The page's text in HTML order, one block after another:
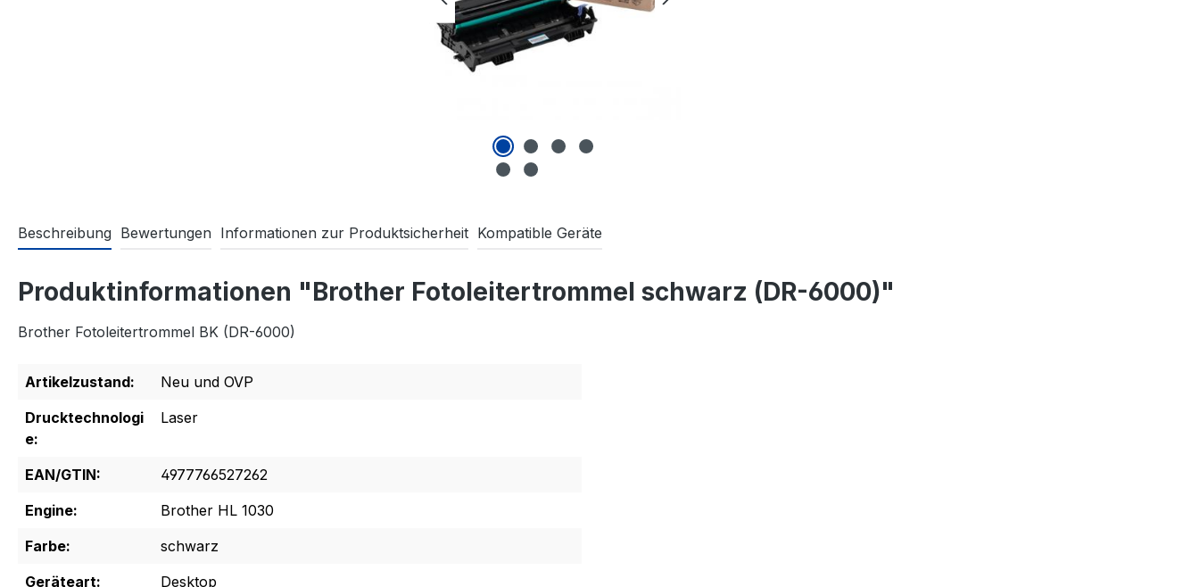
Beschreibung Bewertungen Informationen zur Produktsicherheit Kompatible Geräte
Produktinformationen "Brother Fotoleitertrommel schwarz (DR-6000)"
Brother Fotoleitertrommel BK (DR-6000)
Artikelzustand:
Neu und OVP
Drucktechnologi
e:
Laser
EAN/GTIN:
4977766527262
Engine:
Brother HL 1030
Farbe:
schwarz
Geräteart:
Desktop